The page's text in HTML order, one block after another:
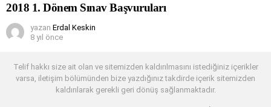
2018 1. Dönem Sınav Başvuruları
yazan Erdal Keskin
8 yıl önce
Telif hakkı size ait olan ve sitemizden kaldırılmasını istediğiniz içerikler
varsa, iletişim bölümünden bize yazdığınız takdirde içerik sitemizden
kaldırılarak gerekli geri dönüş sağlanmaktadır.